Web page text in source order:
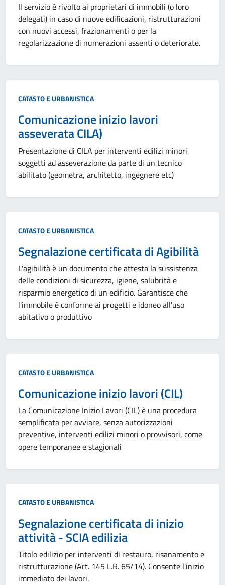
Il servizio è rivolto ai proprietari di immobili (o loro
delegati) in caso di nuove edificazioni, ristrutturazioni
con nuovi accessi, frazionamenti o per la
regolarizzazione di numerazioni assenti o deteriorate.
Categoria:
CATASTO E URBANISTICA
Comunicazione inizio lavori
asseverata CILA)
Presentazione di CILA per interventi edilizi minori
soggetti ad asseverazione da parte di un tecnico
abilitato (geometra, architetto, ingegnere etc)
Categoria:
CATASTO E URBANISTICA
Segnalazione certificata di Agibilità
L'agibilità è un documento che attesta la sussistenza
delle condizioni di sicurezza, igiene, salubrità e
risparmio energetico di un edificio. Garantisce che
l'immobile è conforme ai progetti e idoneo all'uso
abitativo o produttivo
Categoria:
CATASTO E URBANISTICA
Comunicazione inizio lavori (CIL)
La Comunicazione Inizio Lavori (CIL) è una procedura
semplificata per avviare, senza autorizzazioni
preventive, interventi edilizi minori o provvisori, come
opere temporanee e stagionali
Categoria:
CATASTO E URBANISTICA
Segnalazione certificata di inizio
attività - SCIA edilizia
Titolo edilizio per interventi di restauro, risanamento e
ristrutturazione (Art. 145 L.R. 65/14). Consente l'inizio
immediato dei lavori.